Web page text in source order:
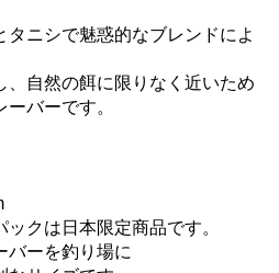
タニシで魅惑的なブレンドによ
、自然の餌に限りなく近いため
バーです。
クは日本限定商品です。
バーを釣り場に